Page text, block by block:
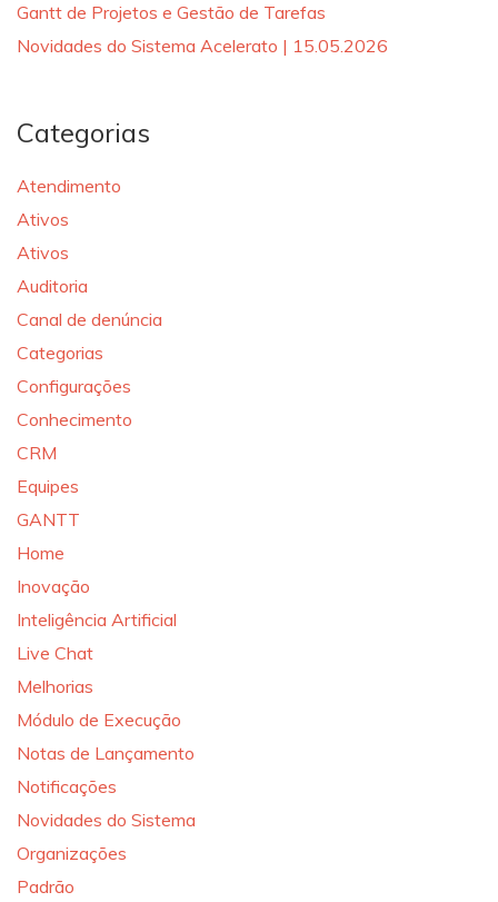
Gantt de Projetos e Gestão de Tarefas
Novidades do Sistema Acelerato | 15.05.2026
Categorias
Atendimento
Ativos
Ativos
Auditoria
Canal de denúncia
Categorias
Configurações
Conhecimento
CRM
Equipes
GANTT
Home
Inovação
Inteligência Artificial
Live Chat
Melhorias
Módulo de Execução
Notas de Lançamento
Notificações
Novidades do Sistema
Organizações
Padrão